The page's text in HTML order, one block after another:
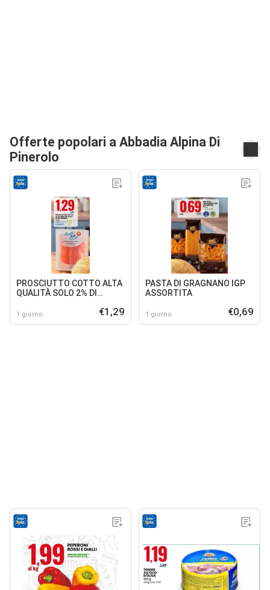
Offerte popolari a Abbadia Alpina Di
Pinerolo
PROSCIUTTO COTTO ALTA
QUALITÀ SOLO 2% DI
1 giorno €1,29
PASTA DI GRAGNANO IGP
ASSORTITA
1 giorno €0,69